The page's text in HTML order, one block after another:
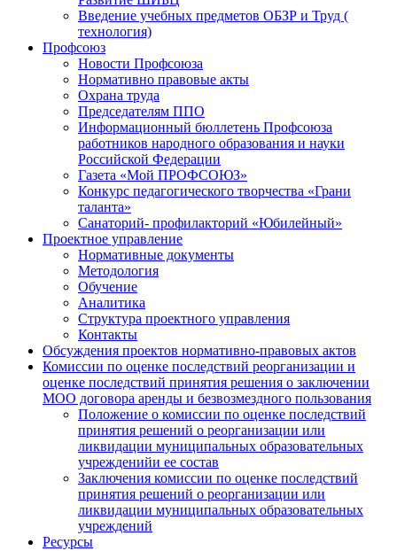
Введение учебных предметов ОБЗР и Труд (
технология)
Профсоюз
Новости Профсоюза
Нормативно правовые акты
Охрана труда
Председателям ППО
Информационный бюллетень Профсоюза
работников народного образования и науки
Российской Федерации
Газета «Мой ПРОФСОЮЗ»
Конкурс педагогического творчества «Грани
таланта»
Санаторий- профилакторий «Юбилейный»
Проектное управление
Нормативные документы
Методология
Обучение
Аналитика
Структура проектного управления
Контакты
Обсуждения проектов нормативно-правовых актов
Комиссии по оценке последствий реорганизации и
оценке последствий принятия решения о заключении
МОО договора аренды и безвозмездного пользования
Положение о комиссии по оценке последствий
принятия решений о реорганизации или
ликвидации муниципальных образовательных
учрежденийи ее состав
Заключения комиссии по оценке последствий
принятия решений о реорганизации или
ликвидации муниципальных образовательных
учреждений
Ресурсы